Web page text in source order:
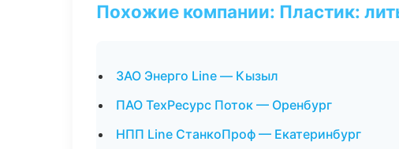
Похожие компании: Пластик:
ЗАО Энерго Line — Кызыл
ПАО ТехРесурс Поток — Оренбург
НПП Line СтанкоПроф — Екатеринбург